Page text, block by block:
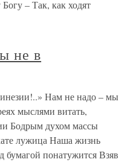
– Так, как ходят
не в
Нам не надо – мы
мыслями витать,
Бодрым духом массы
лужица Наша жизнь
бумагой понатужится Взяв